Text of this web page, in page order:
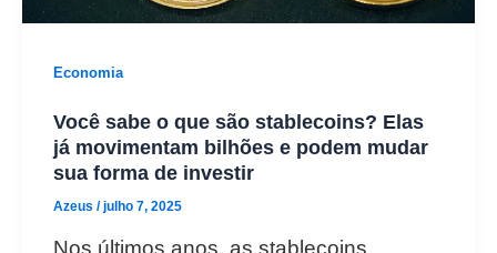
Economia
Você sabe o que são stablecoins? Elas
já movimentam bilhões e podem mudar
sua forma de investir
Azeus /julho 7, 2025
Nos últimos anos, as stablecoins